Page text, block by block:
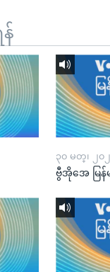
၃၀ မတ္၊ ၂၀
ဗွီအိုအေ မြန်